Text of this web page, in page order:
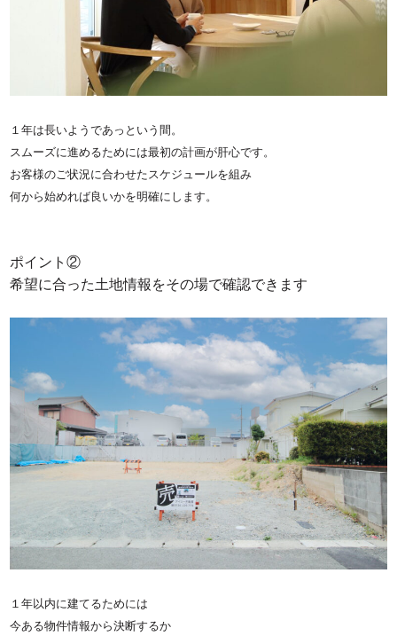
１年は長いようであっという間。
スムーズに進めるためには最初の計画が肝心です。
お客様のご状況に合わせたスケジュールを組み
何から始めれば良いかを明確にします。
ポイント②
希望に合った土地情報をその場で確認できます
１年以内に建てるためには
今ある物件情報から決断するか